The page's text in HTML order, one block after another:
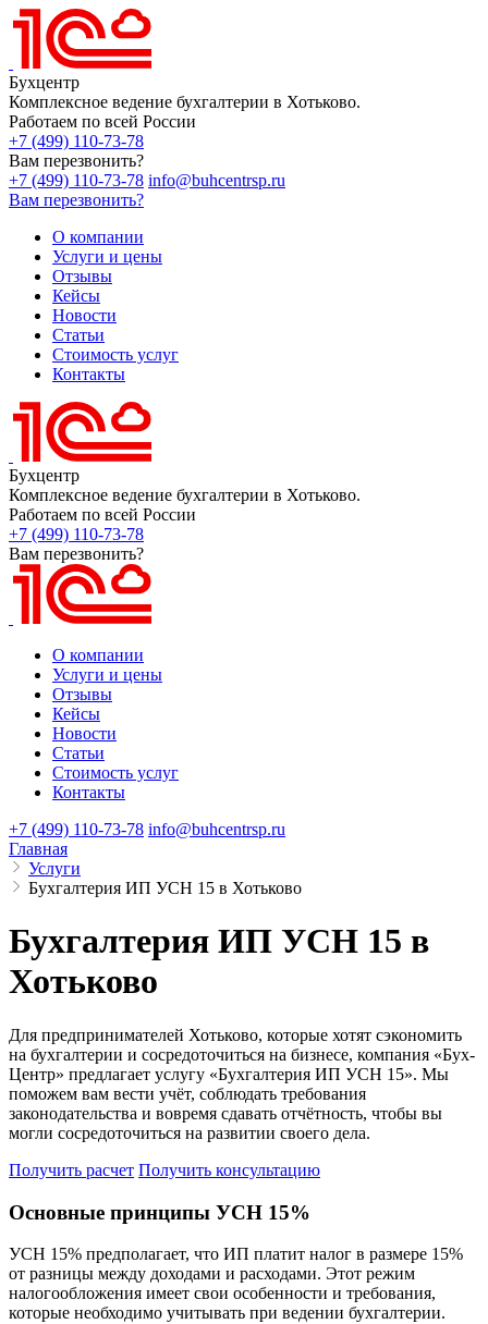
Бухцентр
Комплексное ведение бухгалтерии в Хотьково.
Работаем по всей России
+7 (499) 110-73-78
Вам перезвонить?
+7 (499) 110-73-78 info@buhcentrsp.ru
Вам перезвонить?
О компании
Услуги и цены
Отзывы
Кейсы
Новости
Статьи
Стоимость услуг
Контакты
Бухцентр
Комплексное ведение бухгалтерии в Хотьково.
Работаем по всей России
+7 (499) 110-73-78
Вам перезвонить?
О компании
Услуги и цены
Отзывы
Кейсы
Новости
Статьи
Стоимость услуг
Контакты
+7 (499) 110-73-78 info@buhcentrsp.ru
Главная
Услуги
Бухгалтерия ИП УСН 15 в Хотьково
Бухгалтерия ИП УСН 15 в
Хотьково
Для предпринимателей Хотьково, которые хотят сэкономить
на бухгалтерии и сосредоточиться на бизнесе, компания «Бух-
Центр» предлагает услугу «Бухгалтерия ИП УСН 15». Мы
поможем вам вести учёт, соблюдать требования
законодательства и вовремя сдавать отчётность, чтобы вы
могли сосредоточиться на развитии своего дела.
Получить расчет Получить консультацию
Основные принципы УСН 15%
УСН 15% предполагает, что ИП платит налог в размере 15%
от разницы между доходами и расходами. Этот режим
налогообложения имеет свои особенности и требования,
которые необходимо учитывать при ведении бухгалтерии.